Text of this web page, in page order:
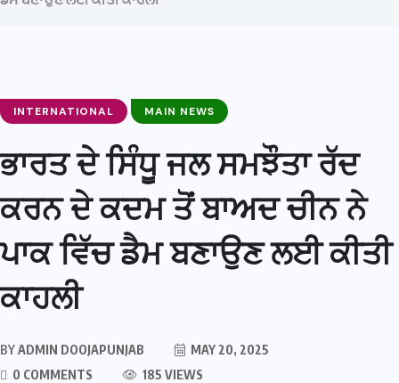
INTERNATIONAL MAIN NEWS
ਭਾਰਤ ਦੇ ਸਿੰਧੂ ਜਲ ਸਮਝੌਤਾ ਰੱਦ
ਕਰਨ ਦੇ ਕਦਮ ਤੋਂ ਬਾਅਦ ਚੀਨ ਨੇ
ਪਾਕ ਵਿੱਚ ਡੈਮ ਬਣਾਉਣ ਲਈ ਕੀਤੀ
ਕਾਹਲੀ
BYADMIN DOOJAPUNJAB
MAY 20, 2025
0 COMMENTS
185 VIEWS